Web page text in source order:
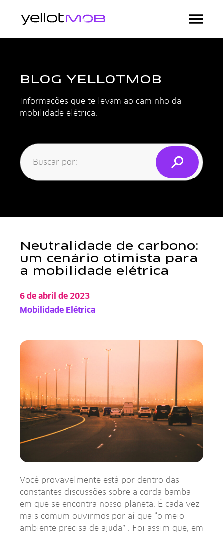
BLOG YELLOTMOB
Informações que te levam ao caminho da
mobilidade elétrica.
Buscar
Neutralidade de carbono:
um cenário otimista para
a mobilidade elétrica
Você provavelmente está por dentro das
6 de abril de 2023
Mobilidade Elétrica
Você provavelmente está por dentro das
constantes discussões sobre a corda bamba
em que se encontra nosso planeta. É cada vez
mais comum ouvirmos por aí que “o meio
ambiente precisa de ajuda” . Foi assim que, em